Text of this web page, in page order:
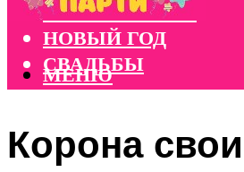
КОРПОРАТИВЫ
НОВЫЙ ГОД
СВАДЬБЫ
МЕНЮ
Корона